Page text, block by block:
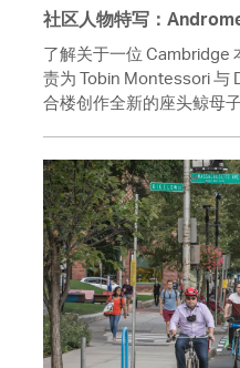
社区人物特写：
了解关于一位 Cambridge
责为 Tobin Montessori 与
合楼创作全新的座头鲸母子